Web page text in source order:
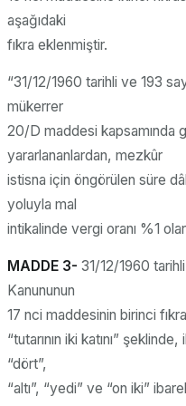
aşağıdaki
fıkra eklenmiştir.
“31/12/1960 tarihli ve 193
mükerrer
20/D maddesi kapsamında
yararlananlardan, mezkûr
istisna için öngörülen süre
yoluyla mal
intikalinde vergi oranı %1
MADDE 3- 31/12/1960
Kanununun
17 nci maddesinin birinci
“tutarının iki katını”
“dört”,
“altı”, “yedi” ve “on iki”